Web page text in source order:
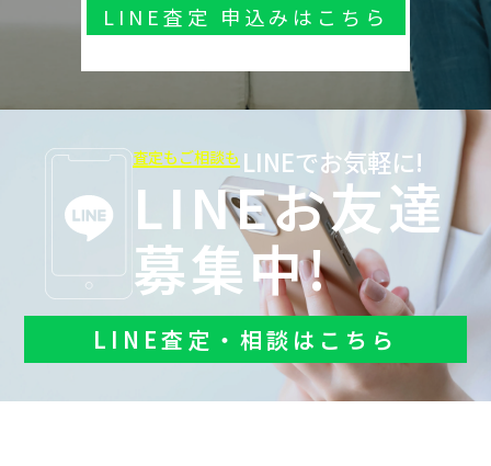
LINE査定 申込みはこちら
査定もご相談も LINEでお気軽に!
LINEお友達
募集中!
LINE査定・相談はこちら